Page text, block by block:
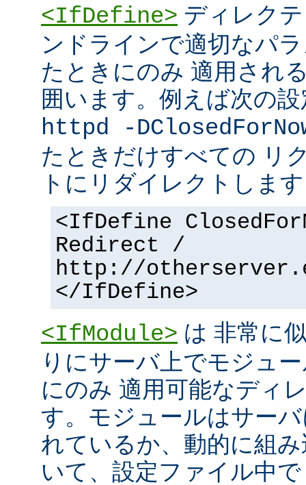
<IfDefine> ディレク
ンドラインで適切なパ
たときにのみ 適用され
囲います。例えば次の
httpd -
たときだけすべての リ
トにリダイレクトしま
<IfDefine
Redirect /
http://
</IfDefine>
<IfModule> は 非常に
りにサーバ上でモジュ
にのみ 適用可能なディ
す。モジュールはサー
れているか、動的に組
いて、設定ファイル中